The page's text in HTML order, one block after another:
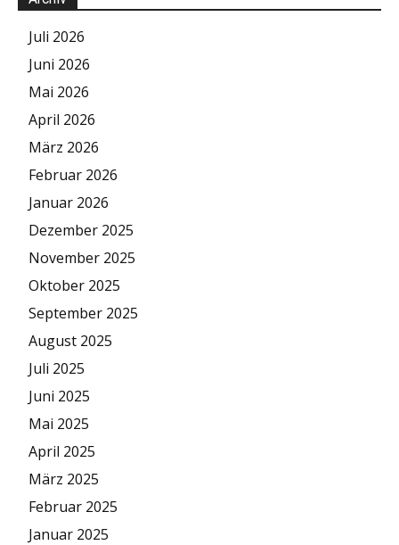
Juli 2026
Juni 2026
Mai 2026
April 2026
März 2026
Februar 2026
Januar 2026
Dezember 2025
November 2025
Oktober 2025
September 2025
August 2025
Juli 2025
Juni 2025
Mai 2025
April 2025
März 2025
Februar 2025
Januar 2025